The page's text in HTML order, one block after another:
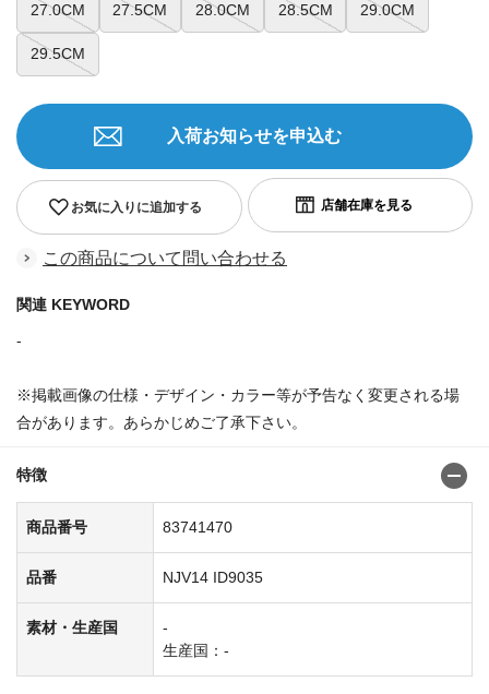
27.0CM 27.5CM 28.0CM 28.5CM 29.0CM
29.5CM
お気に入りに追加する
入荷お知らせを申込む
この商品について問い合わせる
関連 KEYWORD
-
※掲載画像の仕様・デザイン・カラー等が予告なく変更される場
合があります。あらかじめご了承下さい。
特徴
商品番号 83741470
品番 NJV14 ID9035
素材・生産国
-
生産国：-